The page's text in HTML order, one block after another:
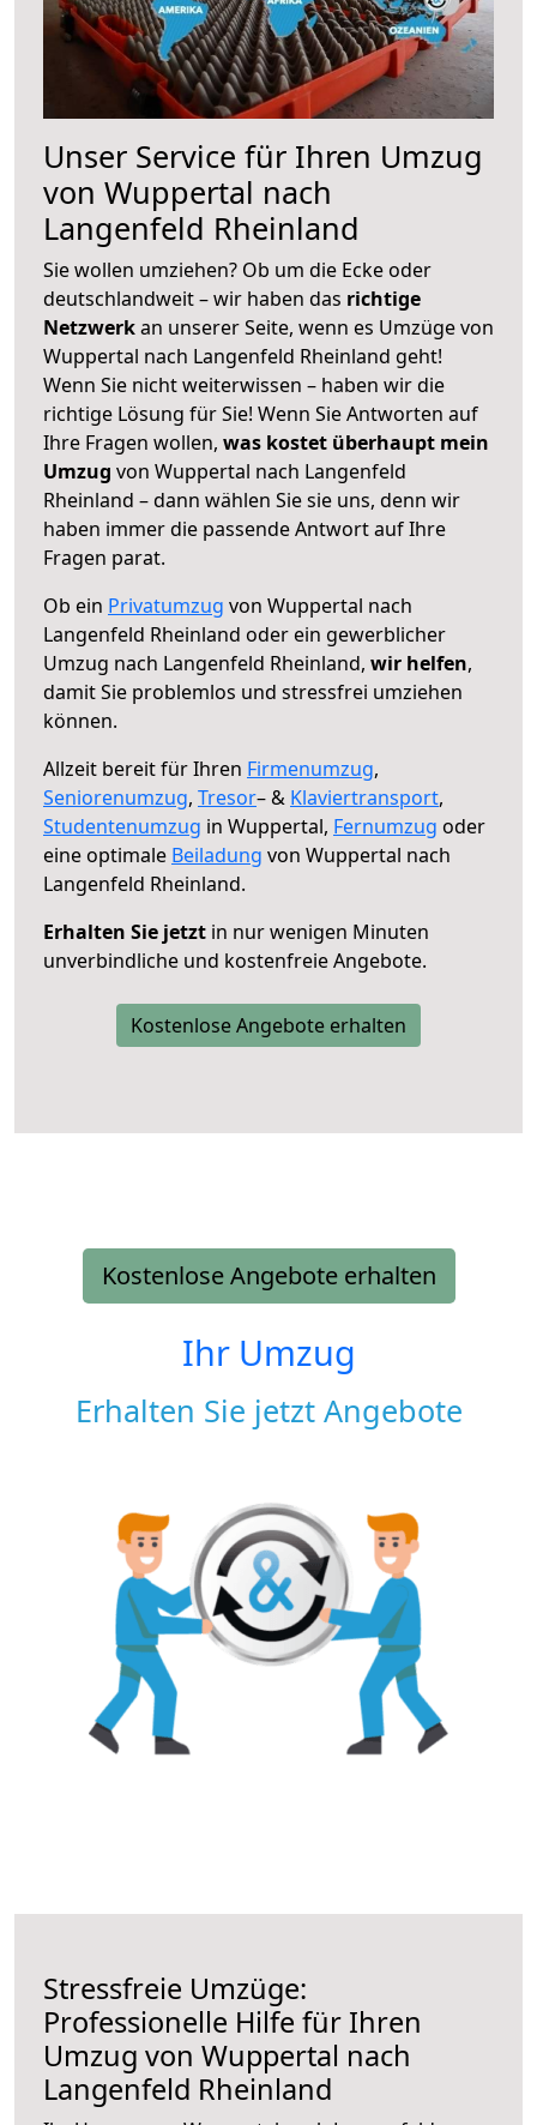
Unser Service für Ihren Umzug
von Wuppertal nach
Langenfeld Rheinland
Sie wollen umziehen? Ob um die Ecke oder
deutschlandweit – wir haben das richtige
Netzwerkan unserer Seite, wenn es Umzüge von
Wuppertal nach Langenfeld Rheinland geht!
Wenn Sie nicht weiterwissen – haben wir die
richtige Lösung für Sie! Wenn Sie Antworten auf
Ihre Fragen wollen, was kostet überhaupt mein
Umzug von Wuppertal nach Langenfeld
Rheinland – dann wählen Sie sie uns, denn wir
haben immer die passende Antwort auf Ihre
Fragen parat.
Ob ein Privatumzug von Wuppertal nach
Langenfeld Rheinland oder ein gewerblicher
Umzug nach Langenfeld Rheinland, wir helfen,
damit Sie problemlos und stressfrei umziehen
können.
Allzeit bereit für Ihren Firmenumzug,
Seniorenumzug, Tresor– & Klaviertransport,
Studentenumzug in Wuppertal, Fernumzug oder
eine optimale Beiladung von Wuppertal nach
Langenfeld Rheinland.
Erhalten Sie jetzt in nur wenigen Minuten
unverbindliche und kostenfreie Angebote.
Kostenlose Angebote erhalten
Kostenlose Angebote erhalten
Ihr Umzug
Erhalten Sie jetzt Angebote
Stressfreie Umzüge:
Professionelle Hilfe für Ihren
Umzug von Wuppertal nach
Langenfeld Rheinland